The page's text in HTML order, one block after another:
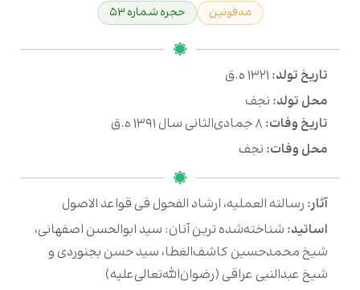
مدفونین حجره شماره ۵۳
تاریخ تولد: ۱۳۲۱ ه.ق
محل تولد: نجف
تاریخ وفات: ۸ جمادی‌الثانی سال ۱۳۹۱ ه.ق
محل وفات: نجف
آثار: رسالته العملیه، ارشاد الفحول فی قواعد الاصول
اساتید: شناخته‌شده ترین آنان: سید ابوالحسن اصفهانی،
شیخ محمدحسین کاشف‌الغطا، سید حسن بجنوردی و
شیخ عبدالنبی عراقی (رضوان‌الله‌تعالی‌علیه)